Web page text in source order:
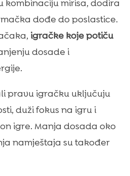
kombinaciju mirisa, dodira
dođe do poslastice.
igračke koje potiču
dosade i
pravu igračku uključuju
duži fokus na igru i
igre. Manja dosada oko
namještaja su također